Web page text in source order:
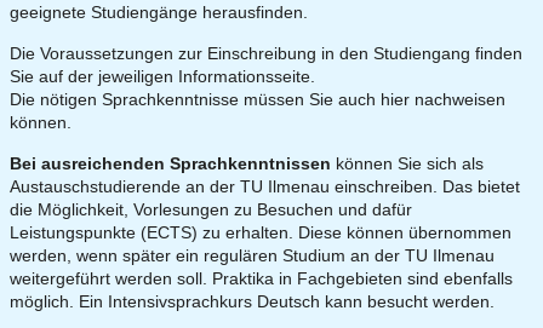
geeignete Studiengänge herausfinden.
Die Voraussetzungen zur Einschreibung in den Studiengang finden
Sie auf der jeweiligen Informationsseite.
Die nötigen Sprachkenntnisse müssen Sie auch hier nachweisen
können.
Bei ausreichenden Sprachkenntnissen können Sie sich als
Austauschstudierende an der TU Ilmenau einschreiben. Das bietet
die Möglichkeit, Vorlesungen zu Besuchen und dafür
Leistungspunkte (ECTS) zu erhalten. Diese können übernommen
werden, wenn später ein regulären Studium an der TU Ilmenau
weitergeführt werden soll. Praktika in Fachgebieten sind ebenfalls
möglich. Ein Intensivsprachkurs Deutsch kann besucht werden.